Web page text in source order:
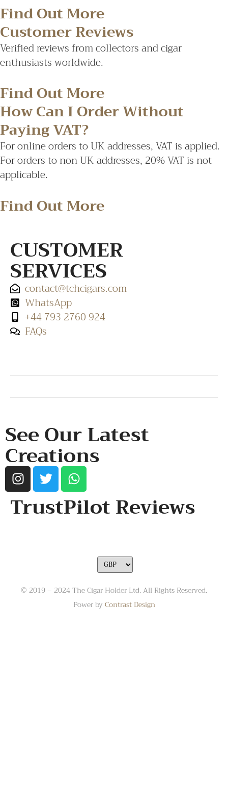
Find Out More
Customer Reviews
Verified reviews from collectors and cigar
enthusiasts worldwide.
Find Out More
How Can I Order Without
Paying VAT?
For online orders to UK addresses, VAT is applied.
For orders to non UK addresses, 20% VAT is not
applicable.
Find Out More
CUSTOMER
SERVICES
contact@tchcigars.com
WhatsApp
+44 793 2760 924
FAQs
See Our Latest
Creations
TrustPilot Reviews
© 2019 – 2024 The Cigar Holder Ltd. All Rights Reserved.
Power by Contrast Design